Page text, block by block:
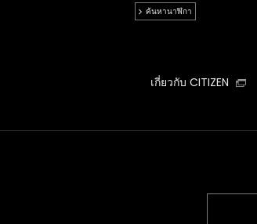
ค้นหานาฬิกา
เกี่ยวกับ CITIZEN